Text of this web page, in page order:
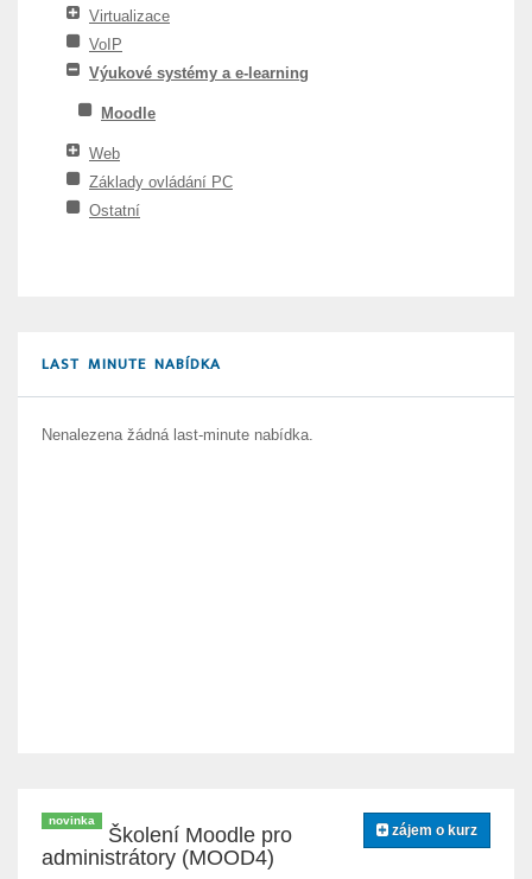
Virtualizace
VoIP
Výukové systémy a e-learning
Moodle
Web
Základy ovládání PC
Ostatní
LAST MINUTE NABÍDKA
Nenalezena žádná last-minute nabídka.
novinka
zájem o kurz
Školení Moodle pro
administrátory (MOOD4)